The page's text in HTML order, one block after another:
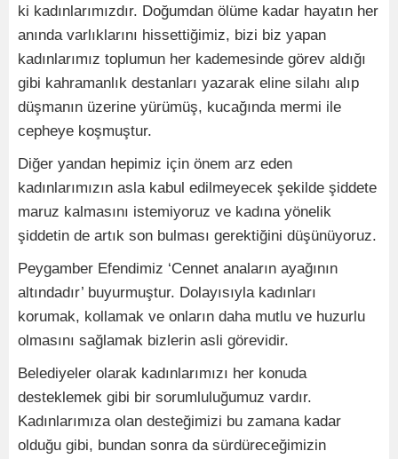
ki kadınlarımızdır. Doğumdan ölüme kadar hayatın her
anında varlıklarını hissettiğimiz, bizi biz yapan
kadınlarımız toplumun her kademesinde görev aldığı
gibi kahramanlık destanları yazarak eline silahı alıp
düşmanın üzerine yürümüş, kucağında mermi ile
cepheye koşmuştur.
Diğer yandan hepimiz için önem arz eden
kadınlarımızın asla kabul edilmeyecek şekilde şiddete
maruz kalmasını istemiyoruz ve kadına yönelik
şiddetin de artık son bulması gerektiğini düşünüyoruz.
Peygamber Efendimiz ‘Cennet anaların ayağının
altındadır’ buyurmuştur. Dolayısıyla kadınları
korumak, kollamak ve onların daha mutlu ve huzurlu
olmasını sağlamak bizlerin asli görevidir.
Belediyeler olarak kadınlarımızı her konuda
desteklemek gibi bir sorumluluğumuz vardır.
Kadınlarımıza olan desteğimizi bu zamana kadar
olduğu gibi, bundan sonra da sürdüreceğimizin